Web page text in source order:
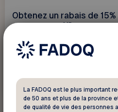
Obtenez un rabais de
Ma Conduite
MD
La FADOQ est le plus important
de 50 ans et plus de la province
de qualité de vie des personnes